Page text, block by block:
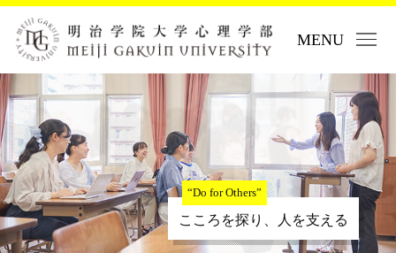
MENU
“Do for Others”
こころを探り、人を支える